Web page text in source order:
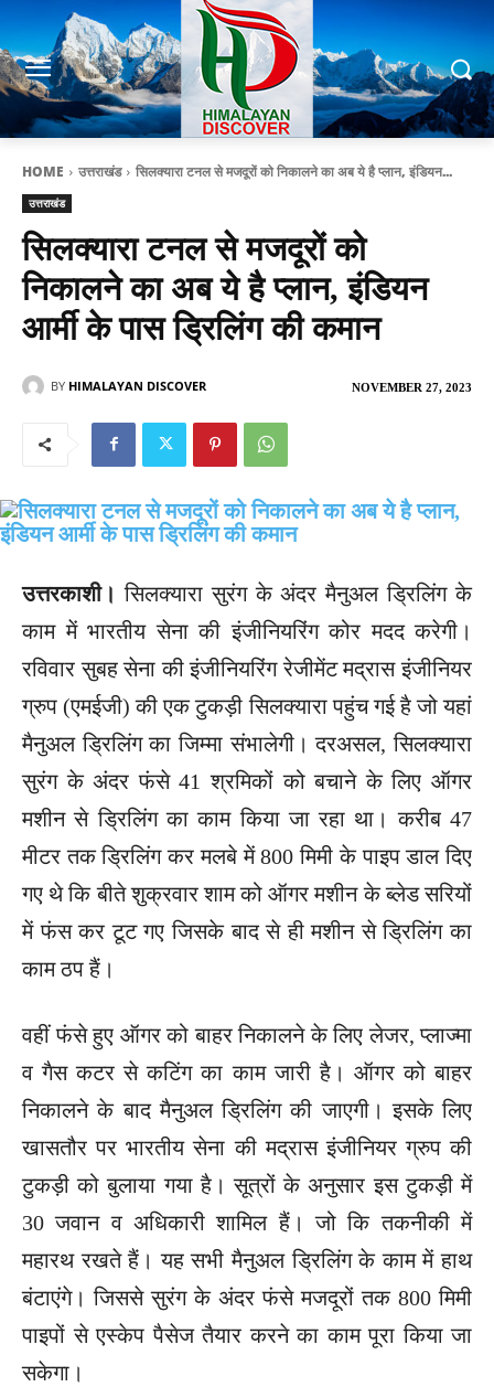
HOME उत्तराखंड सिलक्यारा टनल से मजदूरों को निकालने का अब ये है प्लान, इंडियन...
उत्तराखंड
सिलक्यारा टनल से मजदूरों को
निकालने का अब ये है प्लान, इंडियन
आर्मी के पास ड्रिलिंग की कमान
NOVEMBER 27, 2023
BY HIMALAYAN DISCOVER
उत्तरकाशी।सिलक्यारा सुरंग के अंदर मैनुअल ड्रिलिंग के
काम में भारतीय सेना की इंजीनियरिंग कोर मदद करेगी।
रविवार सुबह सेना की इंजीनियरिंग रेजीमेंट मद्रास इंजीनियर
ग्रुप (एमईजी) की एक टुकड़ी सिलक्यारा पहुंच गई है जो यहां
मैनुअल ड्रिलिंग का जिम्मा संभालेगी। दरअसल, सिलक्यारा
सुरंग के अंदर फंसे 41 श्रमिकों को बचाने के लिए ऑगर
मशीन से ड्रिलिंग का काम किया जा रहा था। करीब 47
मीटर तक ड्रिलिंग कर मलबे में 800 मिमी के पाइप डाल दिए
गए थे कि बीते शुक्रवार शाम को ऑगर मशीन के ब्लेड सरियों
में फंस कर टूट गए जिसके बाद से ही मशीन से ड्रिलिंग का
काम ठप हैं।
वहीं फंसे हुए ऑगर को बाहर निकालने के लिए लेजर, प्लाज्मा
व गैस कटर से कटिंग का काम जारी है। ऑगर को बाहर
निकालने के बाद मैनुअल ड्रिलिंग की जाएगी। इसके लिए
खासतौर पर भारतीय सेना की मद्रास इंजीनियर ग्रुप की
टुकड़ी को बुलाया गया है। सूत्रों के अनुसार इस टुकड़ी में
30 जवान व अधिकारी शामिल हैं। जो कि तकनीकी में
महारथ रखते हैं। यह सभी मैनुअल ड्रिलिंग के काम में हाथ
बंटाएंगे। जिससे सुरंग के अंदर फंसे मजदूरों तक 800 मिमी
पाइपों से एस्केप पैसेज तैयार करने का काम पूरा किया जा
सकेगा।